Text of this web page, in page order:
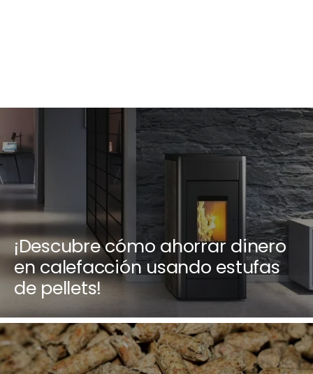
¡Descubre cómo ahorrar dinero
en calefacción usando estufas
de pellets!